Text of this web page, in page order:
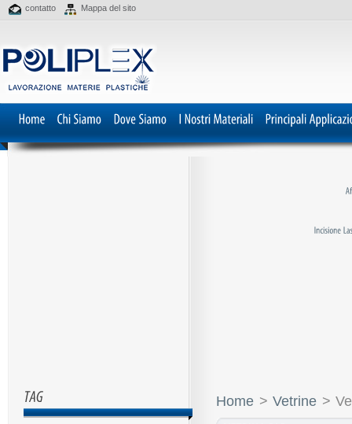
contatto Mappa del sito
Home > Vetrine >